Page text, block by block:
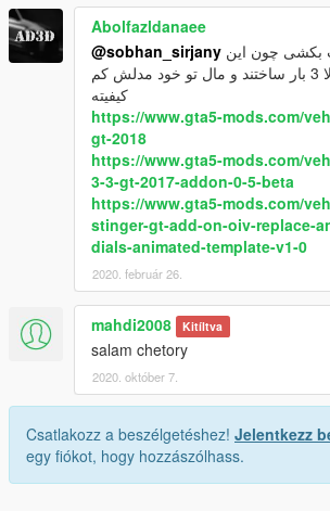
Abolfazldanaee
@sobhan_sirjany
ماشینو با کیفیت بالا 3 بار ساختند و مال تو خود مدلش کم
کیفیته
https://www.gta5-mods.com/
gt-2018
https://www.gta5-mods.com/
3-3-gt-2017-addon-0-5-beta
https://www.gta5-mods.com/
stinger-gt-add-on-oiv-replace-
dials-animated-template-v1-0
2020. február 26.
mahdi2008 Kitíltva
salam chetory
2020. október 7.
Csatlakozz a beszélgetéshez! Jelentkezz
egy fiókot, hogy hozzászólhass.